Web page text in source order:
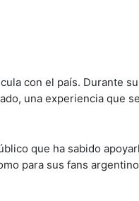
con el país. Durante
una experiencia que
que ha sabido
para sus fans